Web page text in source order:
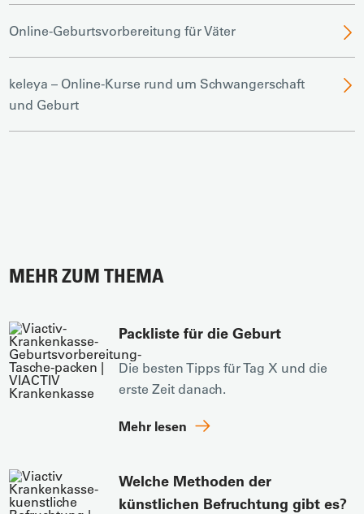
Online-Geburtsvorbereitung für Väter
keleya – Online-Kurse rund um Schwangerschaft
und Geburt
MEHR ZUM THEMA
Packliste für die Geburt
Die besten Tipps für Tag X und die
erste Zeit danach.
Mehr lesen
Welche Methoden der
künstlichen Befruchtung gibt es?